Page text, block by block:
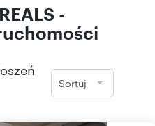
-
Sortuj